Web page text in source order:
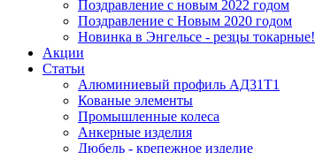
Поздравление с новым 2022 годом
Поздравление с Новым 2020 годом
Новинка в Энгельсе - резцы токарные!
Акции
Статьи
Алюминиевый профиль АД31Т1
Кованые элементы
Промышленные колеса
Анкерные изделия
Дюбель - крепежное изделие